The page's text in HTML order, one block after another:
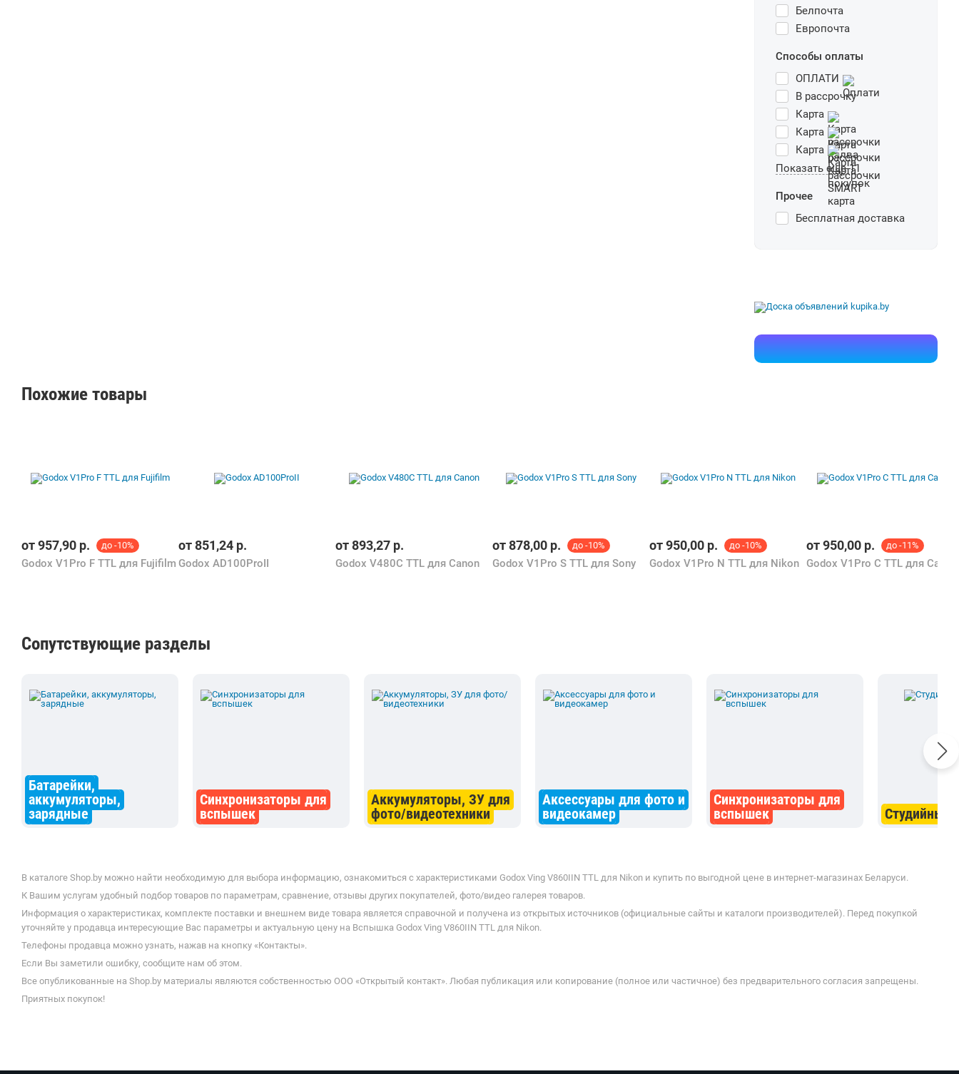
Белпочта
Европочта
Способы оплаты
ОПЛАТИ
В рассрочку
Карта
Карта
Карта
Показать еще 11
Прочее
Бесплатная доставка
Похожие товары
от957,90 р. до -10%
Godox V1Pro F TTL для Fujifilm
от851,24 р.
Godox AD100ProII
от893,27 р.
Godox V480C TTL для Canon
от878,00 р. до -10%
Godox V1Pro S TTL для Sony
от950,00 р. до -10%
Godox V1Pro N TTL для Nikon
от950,00 р. до -11%
Godox V1Pro C TTL для Canon
Сопутствующие разделы
Батарейки,
аккумуляторы,
зарядные
Синхронизаторы для
вспышек
Аккумуляторы, ЗУ для
фото/видеотехники
Аксессуары для фото и
видеокамер
Синхронизаторы для
вспышек
Студийные
В каталоге Shop.by можно найти необходимую для выбора информацию, ознакомиться с характеристиками Godox Ving V860IIN TTL для Nikon и купить по выгодной цене в интернет-магазинах Беларуси.
К Вашим услугам удобный подбор товаров по параметрам, сравнение, отзывы других покупателей, фото/видео галерея товаров.
Информация о характеристиках, комплекте поставки и внешнем виде товара является справочной и получена из открытых источников (официальные сайты и каталоги производителей). Перед покупкой
уточняйте у продавца интересующие Вас параметры и актуальную цену на Вспышка Godox Ving V860IIN TTL для Nikon.
Телефоны продавца можно узнать, нажав на кнопку «Контакты».
Если Вы заметили ошибку, сообщите нам об этом.
Все опубликованные на Shop.by материалы являются собственностью ООО «Открытый контакт». Любая публикация или копирование (полное или частичное) без предварительного согласия запрещены.
Приятных покупок!